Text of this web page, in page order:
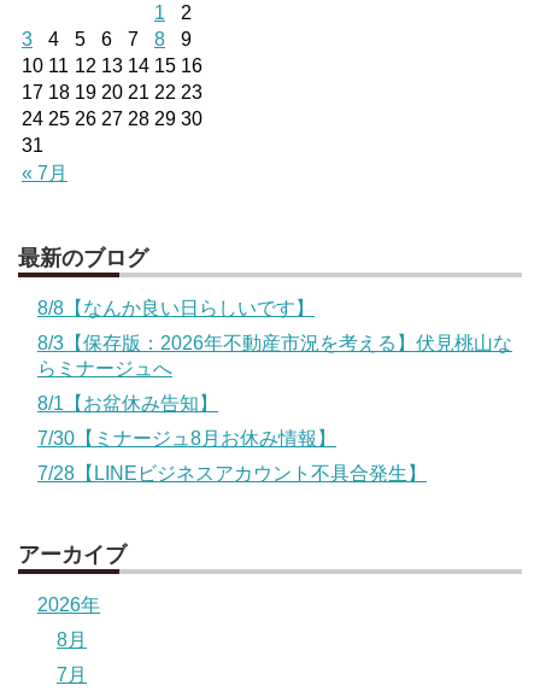
« 7月
1
2
3
4 5 6 7 8
9
10 11 12 13 14 15 16
17 18 19 20 21 22 23
24 25 26 27 28 29 30
31
最新のブログ
8/8【なんか良い日らしいです】
8/3【保存版：2026年不動産市況を考える】伏見桃山な
らミナージュへ
8/1【お盆休み告知】
7/30【ミナージュ8月お休み情報】
7/28【LINEビジネスアカウント不具合発生】
アーカイブ
2026年
8月
7月